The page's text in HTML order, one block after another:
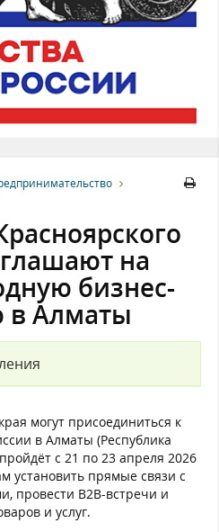
на
бизнес-
в Алматы
могут присоединиться к
в Алматы (Республика
с 21 по 23 апреля 2026
установить прямые связи с
провести B2B-встречи и
и услуг.